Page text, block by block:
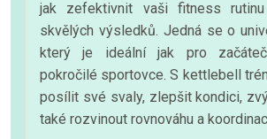
jak zefektivnit vaši fitness
skvělých výsledků. Jedná se o
který je ideální jak pro
pokročilé sportovce. S kettlebell
posílit své svaly, zlepšit kondici,
také rozvinout rovnováhu a